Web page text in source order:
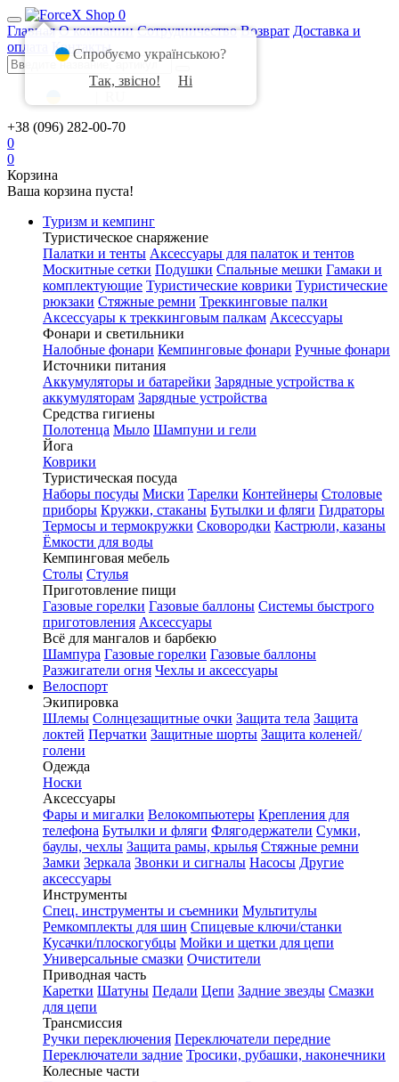
0
Главная О компании Сотрудничество Возврат Доставка и
оплата
Контакты
+38 (096) 282-00-70
0
0
Корзина
Ваша корзина пуста!
Туризм и кемпинг
Туристическое снаряжение
Палатки и тенты Аксессуары для палаток и тентов
Москитные сетки Подушки Спальные мешки Гамаки и
комплектующие Туристические коврики Туристические
рюкзаки Стяжные ремни Треккинговые палки
Аксессуары к треккинговым палкам Аксессуары
Фонари и светильники
Налобные фонари Кемпинговые фонари Ручные фонари
Источники питания
Аккумуляторы и батарейки Зарядные устройства к
аккумуляторам Зарядные устройства
Средства гигиены
Полотенца Мыло Шампуни и гели
Йога
Коврики
Туристическая посуда
Наборы посуды Миски Тарелки Контейнеры Столовые
приборы Кружки, стаканы Бутылки и фляги Гидраторы
Термосы и термокружки Сковородки Кастрюли, казаны
Ёмкости для воды
Кемпинговая мебель
Столы Стулья
Приготовление пищи
Газовые горелки Газовые баллоны Системы быстрого
приготовления Аксессуары
Всё для мангалов и барбекю
Шампура Газовые горелки Газовые баллоны
Разжигатели огня Чехлы и аксессуары
Велоспорт
Экипировка
Шлемы Солнцезащитные очки Защита тела Защита
локтей Перчатки Защитные шорты Защита коленей/
голени
Одежда
Носки
Аксессуары
Фары и мигалки Велокомпьютеры Крепления для
телефона Бутылки и фляги Флягодержатели Сумки,
баулы, чехлы Защита рамы, крылья Стяжные ремни
Замки Зеркала Звонки и сигналы Насосы Другие
аксессуары
Инструменты
Спец. инструменты и съемники Мультитулы
Ремкомплекты для шин Спицевые ключи/станки
Кусачки/плоскогубцы Мойки и щетки для цепи
Универсальные смазки Очистители
Приводная часть
Каретки Шатуны Педали Цепи Задние звезды Смазки
для цепи
Трансмиссия
Ручки переключения Переключатели передние
Переключатели задние Тросики, рубашки, наконечники
Колесные части
Спробуємо українською?
Так, звісно!
Ні